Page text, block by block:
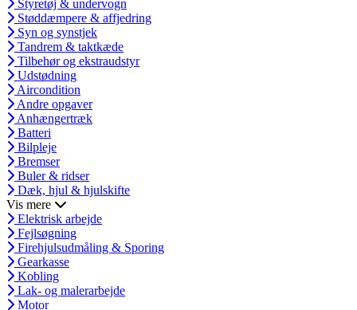
Styretøj & undervogn
Støddæmpere & affjedring
Syn og synstjek
Tandrem & taktkæde
Tilbehør og ekstraudstyr
Udstødning
Aircondition
Andre opgaver
Anhængertræk
Batteri
Bilpleje
Bremser
Buler & ridser
Dæk, hjul & hjulskifte
Vis mere
Elektrisk arbejde
Fejlsøgning
Firehjulsudmåling & Sporing
Gearkasse
Kobling
Lak- og malerarbejde
Motor